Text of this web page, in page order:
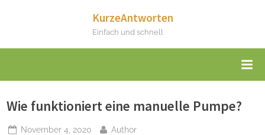
KurzeAntworten
Einfach und schnell
Wie funktioniert eine manuelle Pumpe?
Posted
November 4, 2020 By
Author